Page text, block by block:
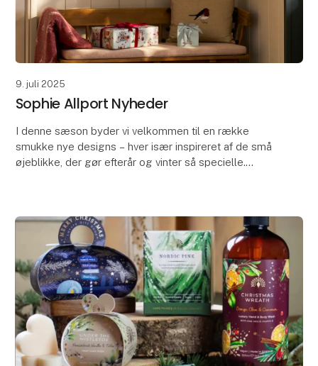
9. juli 2025
Sophie Allport Nyheder
I denne sæson byder vi velkommen til en række
smukke nye designs – hver især inspireret af de små
øjeblikke, der gør efterår og vinter så specielle.